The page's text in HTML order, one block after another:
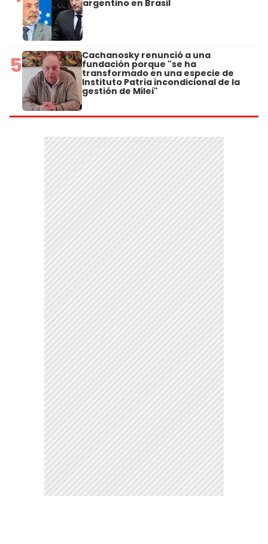
argentino en Brasil
5 Cachanosky renunció a una
fundación porque "se ha
transformado en una especie de
Instituto Patria incondicional de la
gestión de Milei"